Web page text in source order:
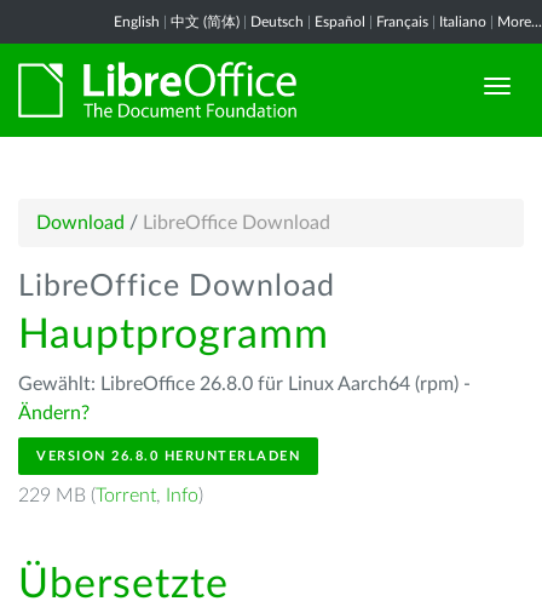
English 中文 (简体) Deutsch Español Français Italiano More...
Download / LibreOffice Download
LibreOffice Download
Hauptprogramm
Gewählt: LibreOffice 26.8.0 für Linux Aarch64 (rpm) -
Ändern?
VERSION 26.8.0 HERUNTERLADEN
229 MB (Torrent, Info)
Übersetzte